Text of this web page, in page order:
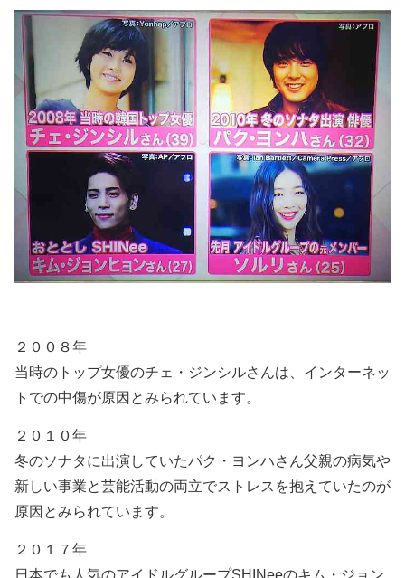
２００８年
当時のトップ女優のチェ・ジンシルさんは、インターネッ
トでの中傷が原因とみられています。
２０１０年
冬のソナタに出演していたパク・ヨンハさん父親の病気や
新しい事業と芸能活動の両立でストレスを抱えていたのが
原因とみられています。
２０１７年